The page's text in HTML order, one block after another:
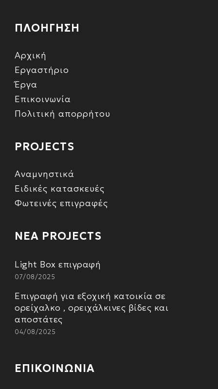
ΠΛΟΗΓΗΣΗ
Αρχική
Εργαστήριο
Έργα
Επικοινωνία
Πολιτική απορρήτου
PROJECTS
Αναμνηστικά
Ειδικές κατασκευές
Φωτεινές επιγραφές
ΝΕΑ PROJECTS
Light Box επιγραφή
07/08/2025
Επιγραφή για εξοχική κατοικία σε
ορείχαλκο , ορειχάλκινες βίδες και
αποστάτες
04/08/2025
ΕΠΙΚΟΙΝΩΝΙΑ